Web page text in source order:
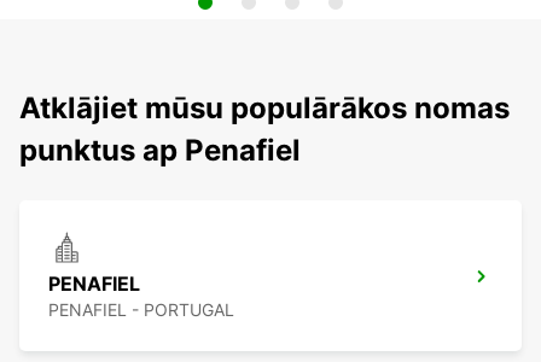
Atklājiet mūsu populārākos nomas
punktus ap Penafiel
PENAFIEL
PENAFIEL - PORTUGAL